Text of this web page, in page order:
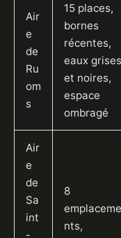
Air
e
de
Ru
om
s
15 places,
bornes
récentes,
eaux grises
et noires,
espace
ombragé
Air
e
de
Sa
int
-
8
emplaceme
nts,